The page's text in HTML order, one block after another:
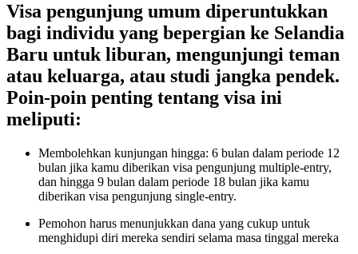
Visa pengunjung umum diperuntukkan
bagi individu yang bepergian ke Selandia
Baru untuk liburan, mengunjungi teman
atau keluarga, atau studi jangka pendek.
Poin-poin penting tentang visa ini
meliputi:
Membolehkan kunjungan hingga: 6 bulan dalam periode 12
bulan jika kamu diberikan visa pengunjung multiple-entry,
dan hingga 9 bulan dalam periode 18 bulan jika kamu
diberikan visa pengunjung single-entry.
Pemohon harus menunjukkan dana yang cukup untuk
menghidupi diri mereka sendiri selama masa tinggal mereka